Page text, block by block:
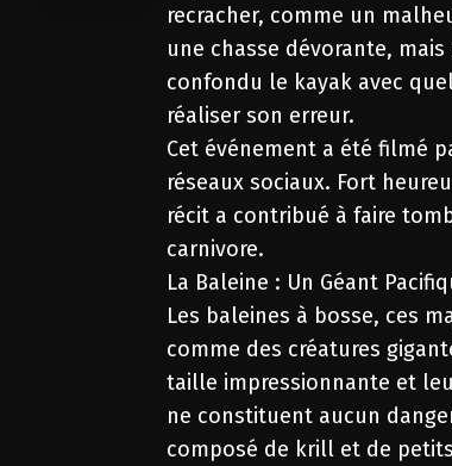
recracher, comme un
une chasse dévorante,
confondu le kayak avec
réaliser son erreur.
Cet événement a été filmé
réseaux sociaux. Fort
récit a contribué à faire
carnivore.
La Baleine : Un Géant
Les baleines à bosse, ces
comme des créatures
taille impressionnante et
ne constituent aucun
composé de krill et de